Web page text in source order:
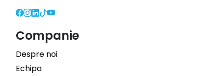
Companie
Despre noi
Echipa